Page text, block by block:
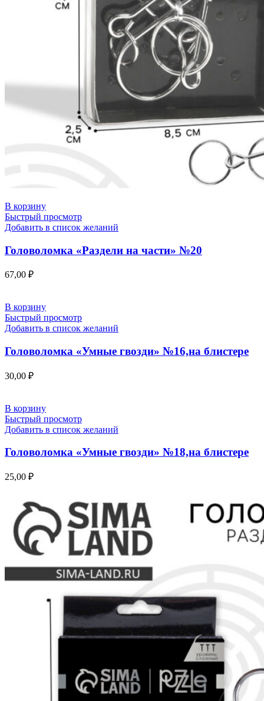
В корзину
Быстрый просмотр
Добавить в список желаний
Головоломка «Раздели на части» №20
67,00 ₽
В корзину
Быстрый просмотр
Добавить в список желаний
Головоломка «Умные гвозди» №16,на блистере
30,00 ₽
В корзину
Быстрый просмотр
Добавить в список желаний
Головоломка «Умные гвозди» №18,на блистере
25,00 ₽